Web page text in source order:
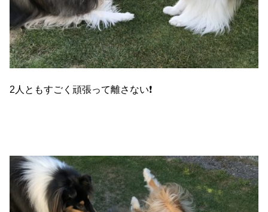
2人ともすごく頑張って離さない❗️